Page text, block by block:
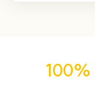
100%